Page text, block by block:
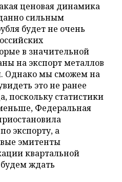
ценовая динамика
сильным
будет не очень
в значительной
на экспорт металлов
Однако мы сможем на
это не ранее
поскольку статистики
Федеральная
экспорту, а
эмитенты
квартальной
ждать